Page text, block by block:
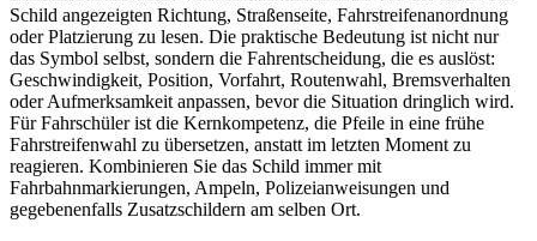
Schild angezeigten Richtung, Straßenseite, Fahrstreifenanordnung
oder Platzierung zu lesen. Die praktische Bedeutung ist nicht nur
das Symbol selbst, sondern die Fahr­entscheidung, die es auslöst:
Geschwindigkeit, Position, Vorfahrt, Routenwahl, Bremsverhalten
oder Aufmerksamkeit anpassen, bevor die Situation dringlich wird.
Für Fahrschüler ist die Kernkompetenz, die Pfeile in eine frühe
Fahrstreifenwahl zu übersetzen, anstatt im letzten Moment zu
reagieren. Kombinieren Sie das Schild immer mit
Fahrbahnmarkierungen, Ampeln, Polizeianweisungen und
gegebenenfalls Zusatzschildern am selben Ort.